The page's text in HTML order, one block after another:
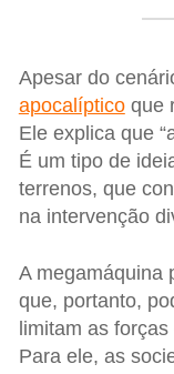
Apesar do
apocalípticoque
Ele explica que
É um tipo de
terrenos, que
na intervenção
A megamáquina
que, portanto,
limitam as
Para ele, as